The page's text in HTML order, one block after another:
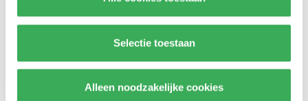
Selectie toestaan
Alleen noodzakelijke cookies
De situatie kan volgens Kosta verbeterd worden door
een mentaliteitsverandering. “Er bestaat een
ethiek. Op het moment dat regels worden doorgevoerd